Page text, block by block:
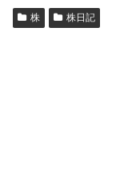
株 株日記